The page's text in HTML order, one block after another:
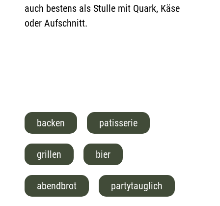
auch bestens als Stulle mit Quark, Käse
oder Aufschnitt.
backen patisserie
grillen bier
abendbrot partytauglich